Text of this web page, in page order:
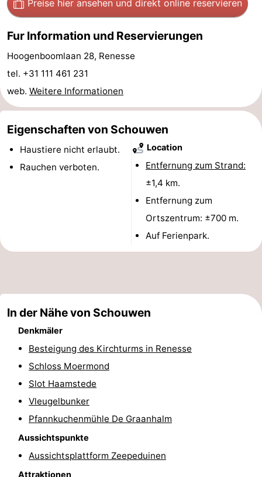
Minigolfplätze
Wellness-
Zentren
Dörfer
&
Städte
Natur
Führungen
Reiten
-
Surfen
Sportangeln
Tauchen
Seehunden
Essen
und
Veranstaltungen
Preise hier ansehen und direkt online reservieren
Fur Information und Reservierungen
Hoogenboomlaan 28, Renesse
tel. +31 111 461 231
web. Weitere Informationen
Eigenschaften von Schouwen
Haustiere nicht erlaubt.
Rauchen verboten.
Location
Entfernung zum Strand:
±1,4 km.
Entfernung zum
Ortszentrum: ±700 m.
Auf Ferienpark.
In der Nähe von Schouwen
Denkmäler
Besteigung des Kirchturms in Renesse
Schloss Moermond
Slot Haamstede
Vleugelbunker
Pfannkuchenmühle De Graanhalm
Aussichtspunkte
Aussichtsplattform Zeepeduinen
Attraktionen